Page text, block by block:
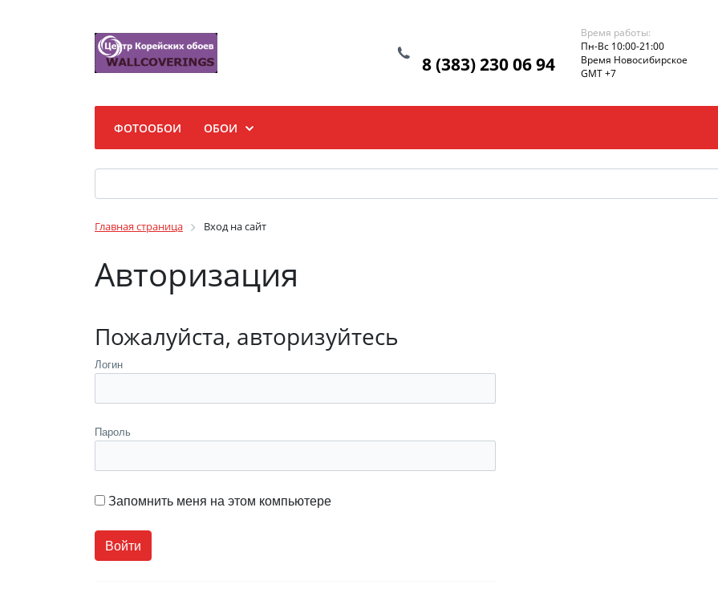
8 (383) 230 06 94
Время работы:
Пн-Вс 10:00-21:00
Время Новосибирское
GMT +7
ФОТООБОИ ОБОИ
Главная страница Вход на сайт
Авторизация
Пожалуйста, авторизуйтесь
Логин
Пароль
Запомнить меня на этом компьютере